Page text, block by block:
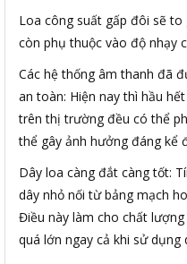
Loa công suất gấp đôi sẽ
còn phụ thuộc vào độ nhạy
Các hệ thống âm thanh đã
an toàn: Hiện nay thì hầu
trên thị trường đều có thể
thể gây ảnh hưởng đáng kể
Dây loa càng đắt càng tốt:
dây nhỏ nối từ bảng mạch
Điều này làm cho chất
quá lớn ngay cả khi sử dụng